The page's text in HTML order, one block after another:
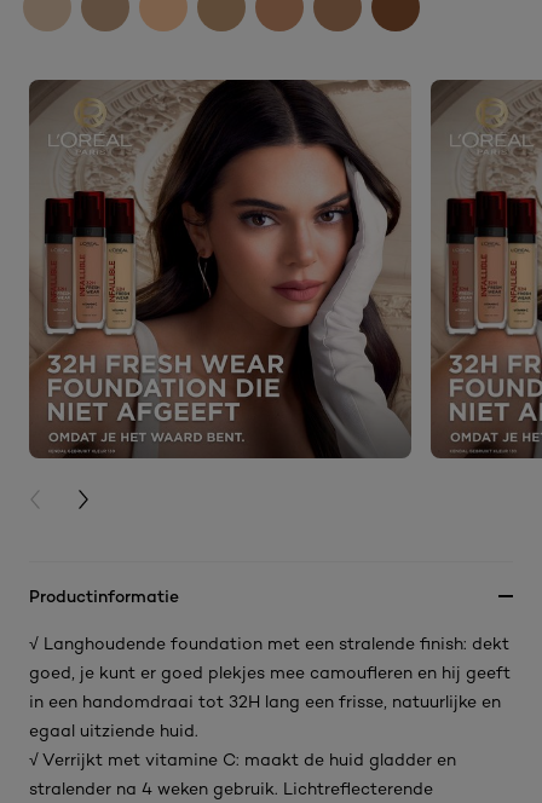
PREVIOUS CARD
NEXT CARD
Productinformatie
√ Langhoudende foundation met een stralende finish: dekt
goed, je kunt er goed plekjes mee camoufleren en hij geeft
in een handomdraai tot 32H lang een frisse, natuurlijke en
egaal uitziende huid.
√ Verrijkt met vitamine C: maakt de huid gladder en
stralender na 4 weken gebruik. Lichtreflecterende